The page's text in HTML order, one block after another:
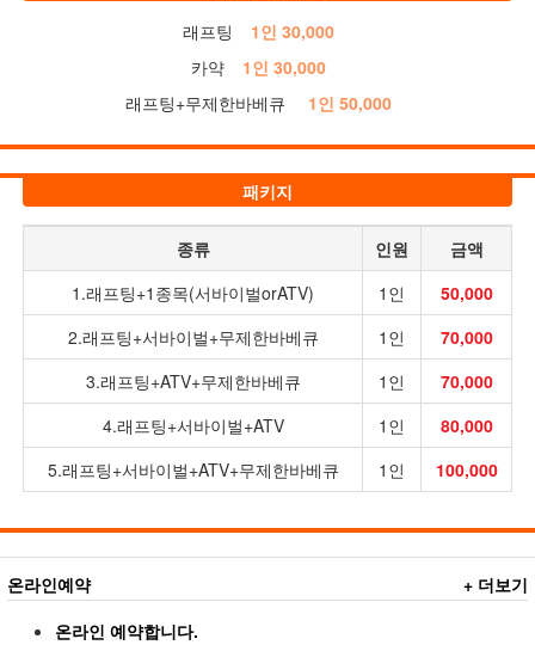
래프팅
1인 30,000
카약
1인 30,000
래프팅+무제한바베큐
1인 50,000
패키지
종류 인원
금액
1.래프팅+1종목(서바이벌orATV)
1인
50,000
2.래프팅+서바이벌+무제한바베큐
1인
70,000
3.래프팅+ATV+무제한바베큐
1인
70,000
4.래프팅+서바이벌+ATV
1인
80,000
5.래프팅+서바이벌+ATV+무제한바베큐
1인 100,000
+ 더보기
온라인예약
온라인 예약합니다.